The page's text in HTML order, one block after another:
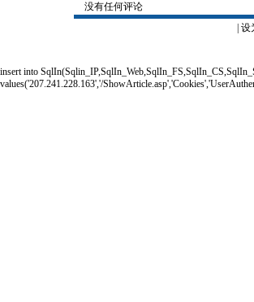
没有任何评论
设
insert into
values('207.241.228.163','/